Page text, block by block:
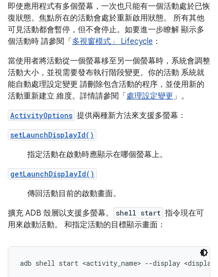
即使應用程式有多個螢幕，一次也只能有一個活動處於已恢
復狀態。焦點所在的活動會處於重新啟用狀態。 所有其他
可見活動都會暫停，但不會停止。如要進一步瞭解 顯示多
個活動時 請參閱「 多視窗模式」 Lifecycle ：
當使用者將活動從一個螢幕移至另一個螢幕時，系統會調整
活動大小，並視需要發布執行階段變更。你的活動 系統就
能自動處理設定變更 請刪除包含活動的程序，並使用新的
活動重新建立 維度。詳情請參閱「 處理設定變更」。
ActivityOptions 提供兩種新方法來支援多螢幕：
setLaunchDisplayId()
指定活動在啟動時應顯示在哪個螢幕上。
getLaunchDisplayId()
傳回活動目前的啟動畫面。
擴充 ADB 殼層以支援多螢幕。
shell start 指令現在可
用來啟動活動。 和指定活動的目標顯示畫面：